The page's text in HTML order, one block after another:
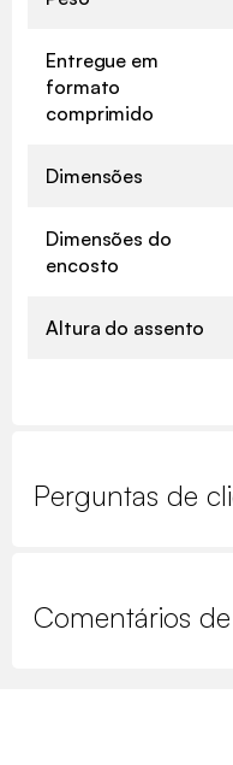
Entregue em
formato
comprimido
Dimensões
Dimensões do
encosto
Altura do assento
Perguntas de
Comentários